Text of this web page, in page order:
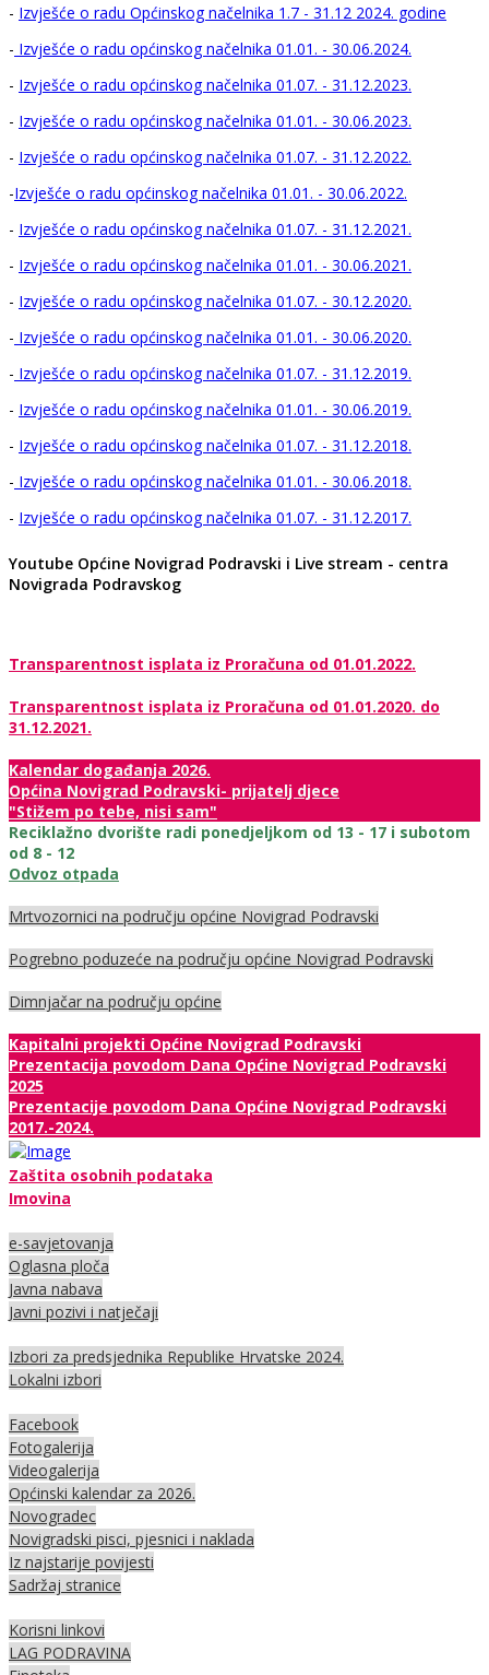
- Izvješće o radu Općinskog načelnika 1.7 - 31.12 2024. godine
- Izvješće o radu općinskog načelnika 01.01. - 30.06.2024.
- Izvješće o radu općinskog načelnika 01.07. - 31.12.2023.
- Izvješće o radu općinskog načelnika 01.01. - 30.06.2023.
- Izvješće o radu općinskog načelnika 01.07. - 31.12.2022.
-Izvješće o radu općinskog načelnika 01.01. - 30.06.2022.
- Izvješće o radu općinskog načelnika 01.07. - 31.12.2021.
- Izvješće o radu općinskog načelnika 01.01. - 30.06.2021.
- Izvješće o radu općinskog načelnika 01.07. - 30.12.2020.
- Izvješće o radu općinskog načelnika 01.01. - 30.06.2020.
- Izvješće o radu općinskog načelnika 01.07. - 31.12.2019.
- Izvješće o radu općinskog načelnika 01.01. - 30.06.2019.
- Izvješće o radu općinskog načelnika 01.07. - 31.12.2018.
- Izvješće o radu općinskog načelnika 01.01. - 30.06.2018.
- Izvješće o radu općinskog načelnika 01.07. - 31.12.2017.
Youtube Općine Novigrad Podravski i Live stream - centra
Novigrada Podravskog
Transparentnost isplata iz Proračuna od 01.01.2022.
Transparentnost isplata iz Proračuna od 01.01.2020. do
31.12.2021.
Kalendar događanja 2026.
Općina Novigrad Podravski- prijatelj djece
"Stižem po tebe, nisi sam"
Reciklažno dvorište radi ponedjeljkom od 13 - 17 i subotom
od 8 - 12
Odvoz otpada
Mrtvozornici na području općine Novigrad Podravski
Pogrebno poduzeće na području općine Novigrad Podravski
Dimnjačar na području općine
Kapitalni projekti Općine Novigrad Podravski
Prezentacija povodom Dana Općine Novigrad Podravski
2025
Prezentacije povodom Dana Općine Novigrad Podravski
2017.-2024.
Zaštita osobnih podataka
Imovina
e-savjetovanja
Oglasna ploča
Javna nabava
Javni pozivi i natječaji
Izbori za predsjednika Republike Hrvatske 2024.
Lokalni izbori
Facebook
Fotogalerija
Videogalerija
Općinski kalendar za 2026.
Novogradec
Novigradski pisci, pjesnici i naklada
Iz najstarije povijesti
Sadržaj stranice
Korisni linkovi
LAG PODRAVINA